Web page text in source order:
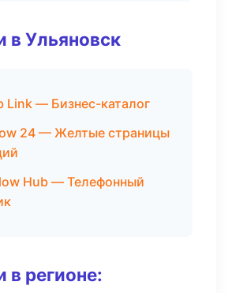
в Ульяновск
Link — Бизнес-каталог
24 — Желтые страницы
Hub — Телефонный
в регионе: